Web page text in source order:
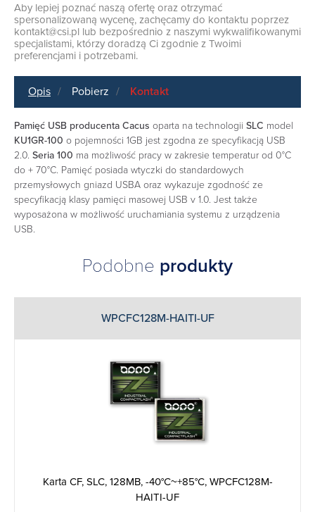
Aby lepiej poznać naszą ofertę oraz otrzymać
spersonalizowaną wycenę, zachęcamy do kontaktu poprzez
kontakt@csi.pl lub bezpośrednio z naszymi wykwalifikowanymi
specjalistami, którzy doradzą Ci zgodnie z Twoimi
preferencjami i potrzebami.
Opis Pobierz Kontakt
Pamięć USB producenta Cacus oparta na technologii SLC model
KU1GR-100 o pojemności 1GB jest zgodna ze specyfikacją USB
2.0. Seria 100 ma możliwość pracy w zakresie temperatur od 0°C
do + 70°C. Pamięć posiada wtyczki do standardowych
przemysłowych gniazd USBA oraz wykazuje zgodność ze
specyfikacją klasy pamięci masowej USB v 1.0. Jest także
wyposażona w możliwość uruchamiania systemu z urządzenia
USB.
Podobne produkty
WPCFC128M-HAITI-UF
Karta CF, SLC, 128MB, -40°C~+85°C, WPCFC128M-
HAITI-UF